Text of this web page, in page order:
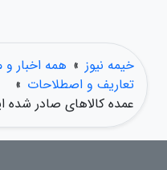
خیمه نیوز » همه اخبار و
تعاریف و اصطلاحات »
عمده کالاهای صادر شده